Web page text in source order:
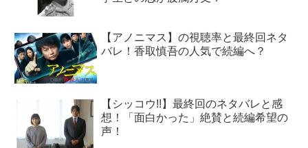
【アノニマス】の視聴率と最終回ネタ
バレ！香取慎吾の人気で続編へ？
【シッコウ!!】最終回のネタバレと感
想！「面白かった」絶賛と続編希望の
声！